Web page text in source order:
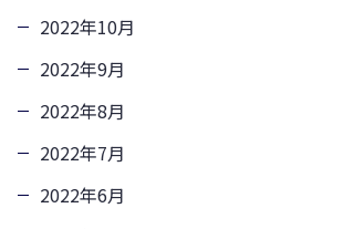
2022年10月
2022年9月
2022年8月
2022年7月
2022年6月